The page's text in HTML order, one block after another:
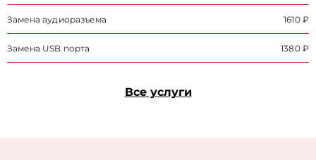
Замена аудиоразъема 1610 ₽
Замена USB порта 1380 ₽
Все услуги